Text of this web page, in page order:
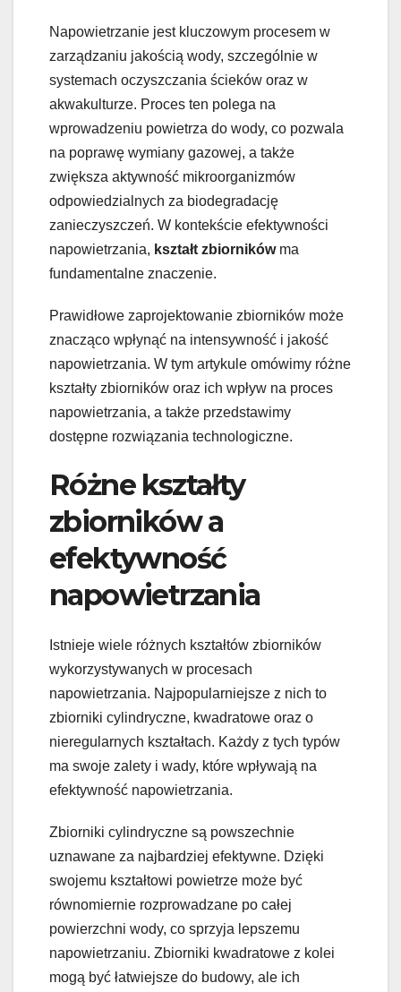
Napowietrzanie jest kluczowym procesem w
zarządzaniu jakością wody, szczególnie w
systemach oczyszczania ścieków oraz w
akwakulturze. Proces ten polega na
wprowadzeniu powietrza do wody, co pozwala
na poprawę wymiany gazowej, a także
zwiększa aktywność mikroorganizmów
odpowiedzialnych za biodegradację
zanieczyszczeń. W kontekście efektywności
napowietrzania, kształt zbiornikówma
fundamentalne znaczenie.
Prawidłowe zaprojektowanie zbiorników może
znacząco wpłynąć na intensywność i jakość
napowietrzania. W tym artykule omówimy różne
kształty zbiorników oraz ich wpływ na proces
napowietrzania, a także przedstawimy
dostępne rozwiązania technologiczne.
Różne kształty
zbiorników a
efektywność
napowietrzania
Istnieje wiele różnych kształtów zbiorników
wykorzystywanych w procesach
napowietrzania. Najpopularniejsze z nich to
zbiorniki cylindryczne, kwadratowe oraz o
nieregularnych kształtach. Każdy z tych typów
ma swoje zalety i wady, które wpływają na
efektywność napowietrzania.
Zbiorniki cylindryczne są powszechnie
uznawane za najbardziej efektywne. Dzięki
swojemu kształtowi powietrze może być
równomiernie rozprowadzane po całej
powierzchni wody, co sprzyja lepszemu
napowietrzaniu. Zbiorniki kwadratowe z kolei
mogą być łatwiejsze do budowy, ale ich